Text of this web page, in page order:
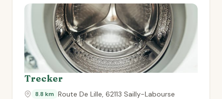
Trecker
8.8 km Route De Lille, 62113 Sailly-Labourse